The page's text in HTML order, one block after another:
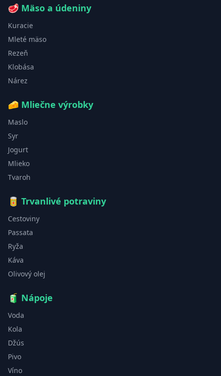
🥩 Mäso a údeniny
Kuracie
Mleté mäso
Rezeň
Klobása
Nárez
🧀 Mliečne výrobky
Maslo
Syr
Jogurt
Mlieko
Tvaroh
🥫 Trvanlivé potraviny
Cestoviny
Passata
Ryža
Káva
Olivový olej
🧃 Nápoje
Voda
Kola
Džús
Pivo
Víno